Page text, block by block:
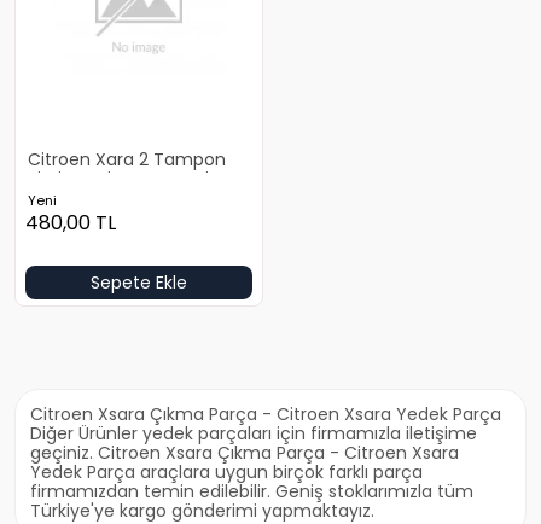
Citroen Xara 2 Tampon
Sissiz Yeni Yan Sanayi
Yeni
480,00 TL
Sepete Ekle
Citroen Xsara Çıkma Parça - Citroen Xsara Yedek Parça
Diğer Ürünler yedek parçaları için firmamızla iletişime
geçiniz. Citroen Xsara Çıkma Parça - Citroen Xsara
Yedek Parça araçlara uygun birçok farklı parça
firmamızdan temin edilebilir. Geniş stoklarımızla tüm
Türkiye'ye kargo gönderimi yapmaktayız.